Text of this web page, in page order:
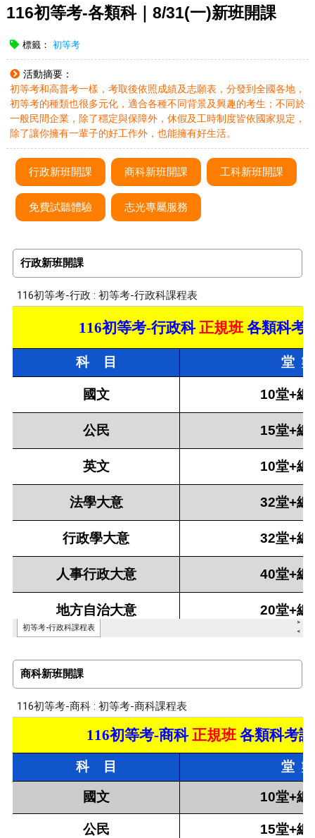
116初等考-各類科｜8/31(一)新班開課
標籤： 初等考
活動摘要：
初等考和高普考一樣，考取後依照成績及志願表，分發到全國各地，
初等考的種類也很多元化，適合各種不同背景及興趣的考生；不同於
一般民間企業，除了穩定與保障外，休假及工時制度皆依國家規定，
除了讓你擁有一輩子的好工作外，也能擁有好生活。
行政新班開課 商科新班開課 工科新班開課
免費試聽體驗 志光專屬服務
行政新班開課
商科新班開課